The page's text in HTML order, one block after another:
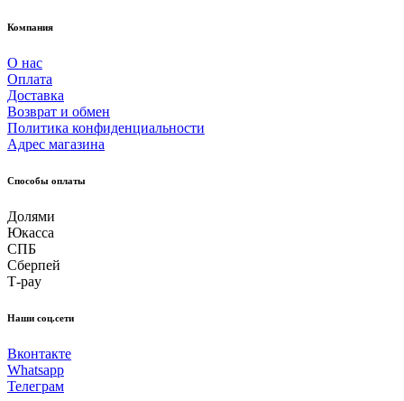
Компания
О нас
Оплата
Доставка
Возврат и обмен
Политика конфиденциальности
Адрес магазина
Способы оплаты
Долями
Юкасса
СПБ
Сберпей
Т-pay
Наши соц.сети
Вконтакте
Whatsapp
Телеграм